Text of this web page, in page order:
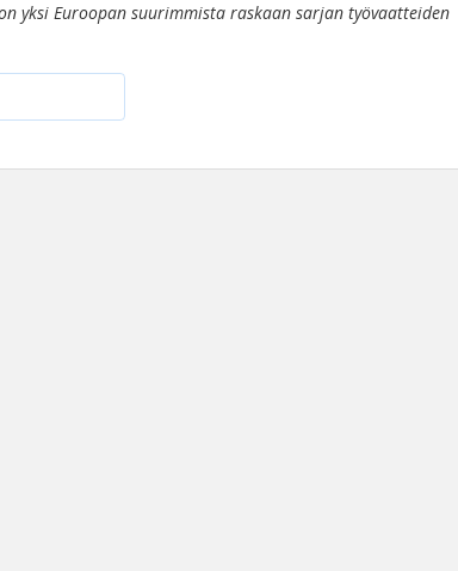
yksi Euroopan suurimmista raskaan sarjan työvaatteiden